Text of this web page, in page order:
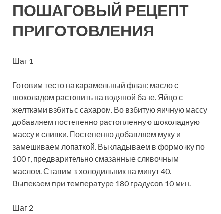
ПОШАГОВЫЙ РЕЦЕПТ
ПРИГОТОВЛЕНИЯ
Шаг 1
Готовим тесто на карамельный флан: масло с
шоколадом растопить на водяной бане. Яйцо с
желтками взбить с сахаром. Во взбитую яичную массу
добавляем постепенно растопленную шоколадную
массу и сливки. Постепенно добавляем муку и
замешиваем лопаткой. Выкладываем в формочку по
100 г, предварительно смазанные сливочным
маслом. Ставим в холодильник на минут 40.
Выпекаем при температуре 180 градусов 10 мин.
Шаг 2